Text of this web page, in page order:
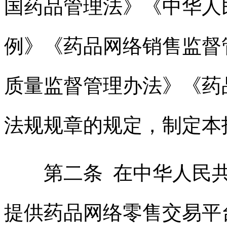
国药品管理法》《中华
例》《药品网络销售监
质量监督管理办法》《
法规规章的规定，制定本
第二条 在中华人民共
提供药品网络零售交易